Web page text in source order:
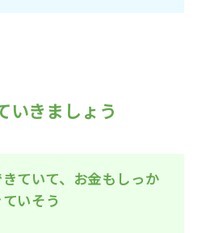
いきましょう
ていて、お金もしっか
いそう